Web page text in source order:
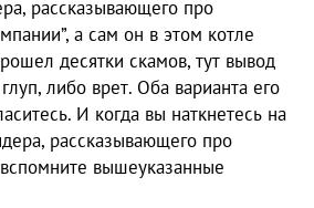
рассказывающего про
а сам он в этом котле
десятки скамов, тут вывод
либо врет. Оба варианта его
И когда вы наткнетесь на
рассказывающего про
вспомните вышеуказанные